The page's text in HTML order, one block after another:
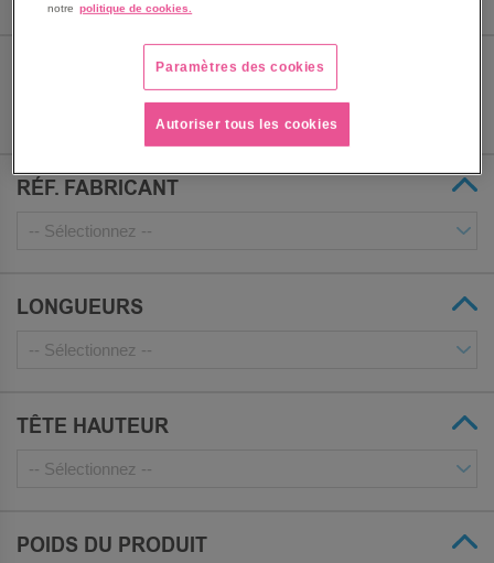
CAPACITÉ (DIMENSIONS)
RÉF. FABRICANT
LONGUEURS
TÊTE HAUTEUR
POIDS DU PRODUIT
notre politique de cookies.
Paramètres des cookies
Autoriser tous les cookies